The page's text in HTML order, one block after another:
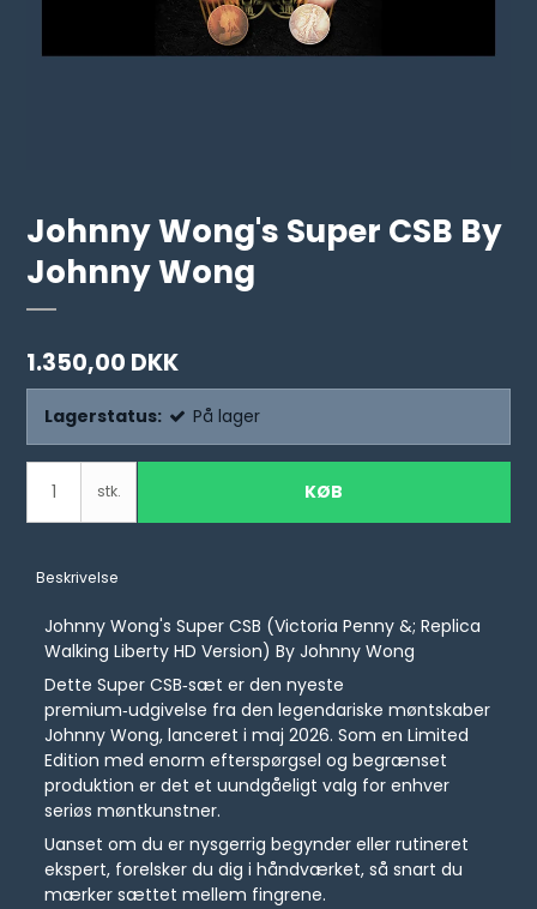
Johnny Wong's Super CSB By
Johnny Wong
1.350,00 DKK
Lagerstatus: På lager
stk. KØB
Beskrivelse
Johnny Wong's Super CSB (Victoria Penny &; Replica
Walking Liberty HD Version) By Johnny Wong
Dette Super CSB‑sæt er den nyeste
premium‑udgivelse fra den legendariske møntskaber
Johnny Wong, lanceret i maj 2026. Som en Limited
Edition med enorm efterspørgsel og begrænset
produktion er det et uundgåeligt valg for enhver
seriøs møntkunstner.
Uanset om du er nysgerrig begynder eller rutineret
ekspert, forelsker du dig i håndværket, så snart du
mærker sættet mellem fingrene.